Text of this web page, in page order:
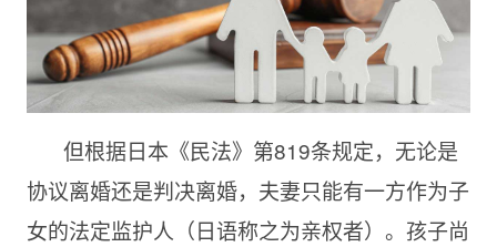
但根据日本《民法》第819条规定，无论是
协议离婚还是判决离婚，夫妻只能有一方作为子
女的法定监护人（日语称之为亲权者）。孩子尚